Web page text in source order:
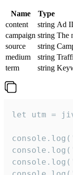
Name Type
content
string Ad
campaign string The
source
string
medium
string
term
string
let utm =